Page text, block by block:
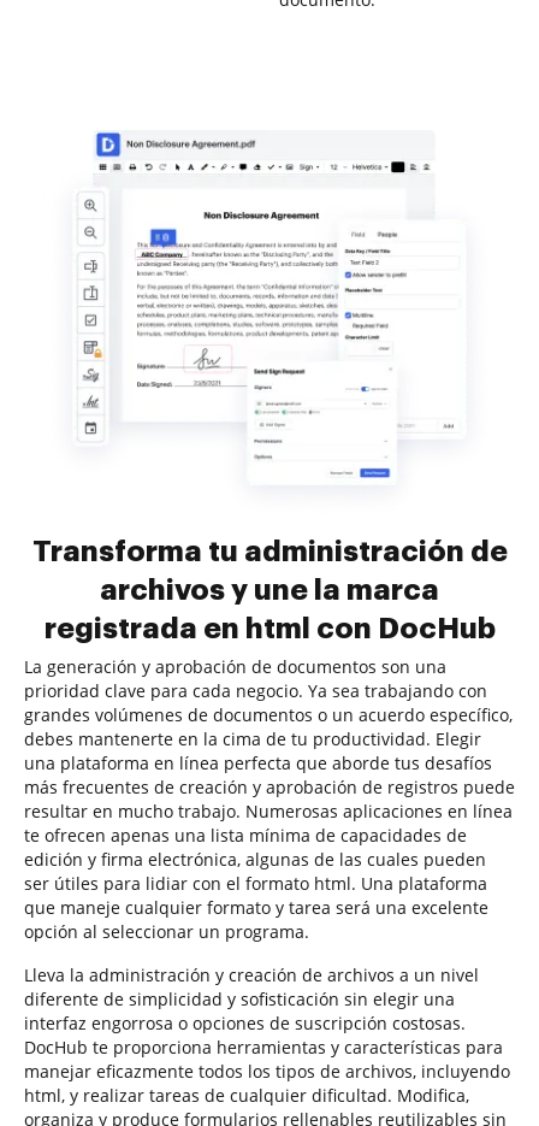
Transforma tu administración de
archivos y une la marca
registrada en html con DocHub
La generación y aprobación de documentos son una
prioridad clave para cada negocio. Ya sea trabajando con
grandes volúmenes de documentos o un acuerdo específico,
debes mantenerte en la cima de tu productividad. Elegir
una plataforma en línea perfecta que aborde tus desafíos
más frecuentes de creación y aprobación de registros puede
resultar en mucho trabajo. Numerosas aplicaciones en línea
te ofrecen apenas una lista mínima de capacidades de
edición y firma electrónica, algunas de las cuales pueden
ser útiles para lidiar con el formato html. Una plataforma
que maneje cualquier formato y tarea será una excelente
opción al seleccionar un programa.
Lleva la administración y creación de archivos a un nivel
diferente de simplicidad y sofisticación sin elegir una
interfaz engorrosa o opciones de suscripción costosas.
DocHub te proporciona herramientas y características para
manejar eficazmente todos los tipos de archivos, incluyendo
html, y realizar tareas de cualquier dificultad. Modifica,
organiza y produce formularios rellenables reutilizables sin